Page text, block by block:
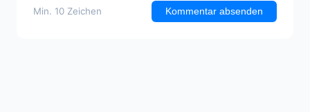
Min. 10 Zeichen Kommentar absenden